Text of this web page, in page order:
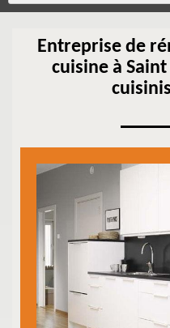
Entreprise de
cuisine à